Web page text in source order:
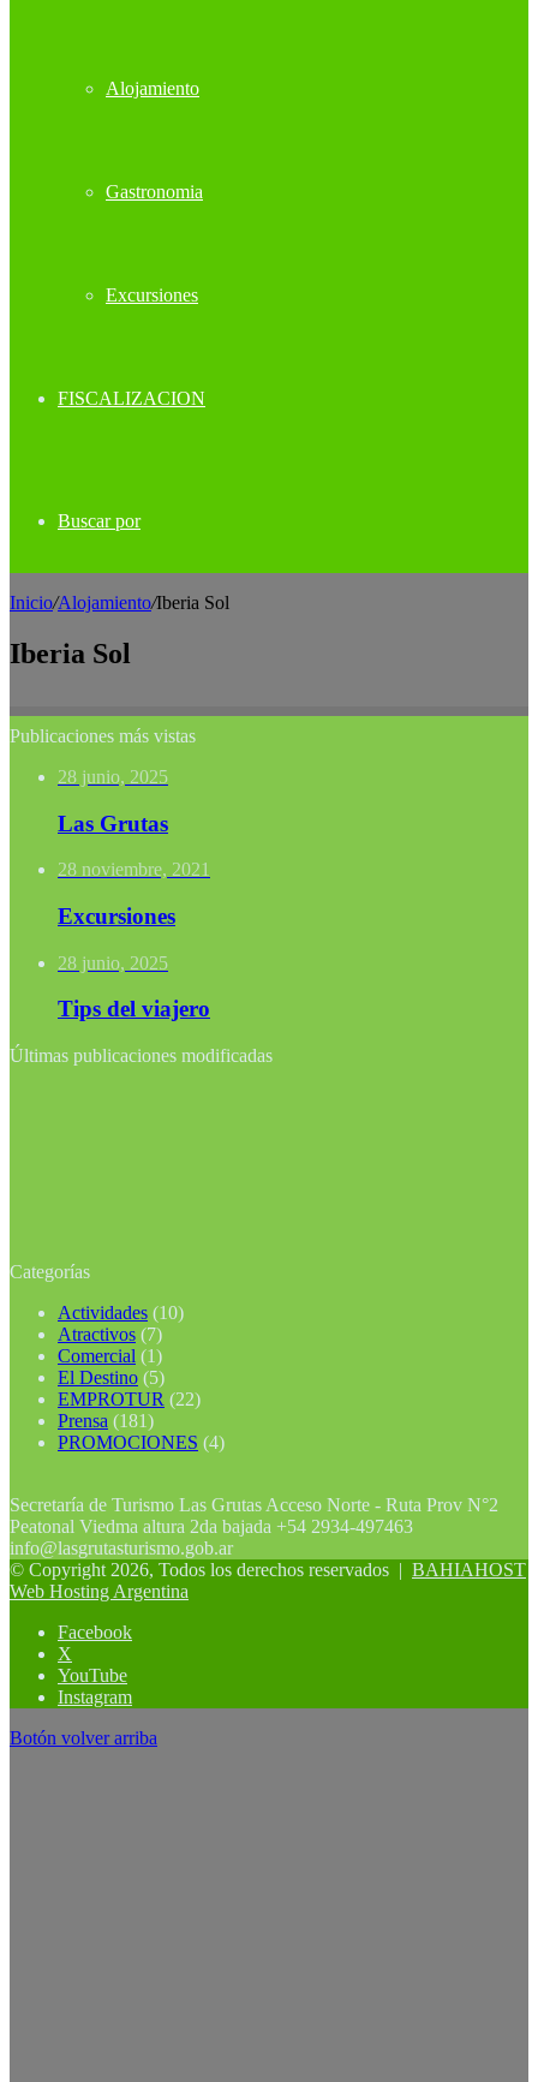
Alojamiento
Gastronomia
Excursiones
FISCALIZACION
Buscar por
Inicio/Alojamiento/Iberia Sol
Iberia Sol
Publicaciones más vistas
28 junio, 2025
Las Grutas
28 noviembre, 2021
Excursiones
28 junio, 2025
Tips del viajero
Últimas publicaciones modificadas
Categorías
Actividades (10)
Atractivos (7)
Comercial (1)
El Destino (5)
EMPROTUR (22)
Prensa (181)
PROMOCIONES (4)
Secretaría de Turismo Las Grutas Acceso Norte - Ruta Prov N°2
Peatonal Viedma altura 2da bajada +54 2934-497463
info@lasgrutasturismo.gob.ar
© Copyright 2026, Todos los derechos reservados | BAHIAHOST
Web Hosting Argentina
Facebook
X
YouTube
Instagram
Botón volver arriba